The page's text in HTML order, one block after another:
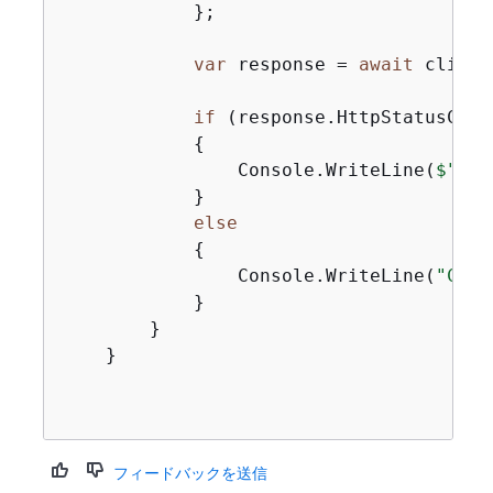
            };
var response = await
if
{
                Console.WriteLine(
$"
            }
else
{
                Console.WriteLine(
            }
        }
    }
フィードバックを送信